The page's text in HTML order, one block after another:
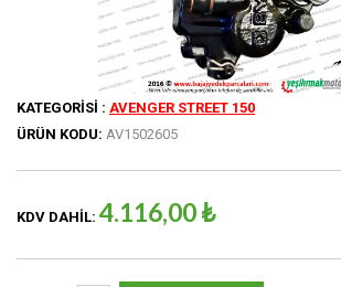
KATEGORISI : AVENGER STREET 150
ÜRÜN KODU: AV1502605
KDV DAHIL: 4.116,00 ₺